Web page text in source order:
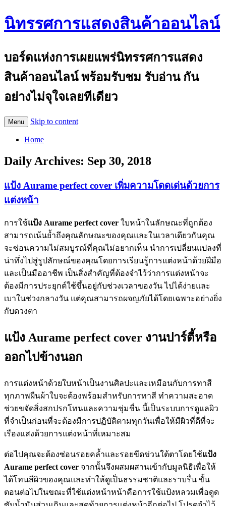
นิทรรศการแสดงสินค้าออนไลน์
บอร์ดแห่งการเผยแพร่นิทรรศการแสดง
สินค้าออนไลน์ พร้อมรับชม รับอ่าน กัน
อย่างไม่จุใจเลยทีเดียว
Menu Skip to content
Home
Daily Archives: Sep 30, 2018
แป้ง Aurame perfect cover เพิ่มความโดดเด่นด้วยการ
แต่งหน้า
การใช้แป้ง Aurame perfect cover ใบหน้าในลักษณะที่ถูกต้อง
สามารถเน้นย้ำถึงคุณลักษณะของคุณและในเวลาเดียวกันคุณ
จะซ่อนความไม่สมบูรณ์ที่คุณไม่อยากเห็น นำการเปลี่ยนแปลงที่
น่าทึ่งไปสู่รูปลักษณ์ของคุณโดยการเรียนรู้การแต่งหน้าด้วยฝีมือ
และเป็นมืออาชีพ เป็นสิ่งสำคัญที่ต้องจำไว้ว่าการแต่งหน้าจะ
ต้องมีการประยุกต์ใช้ขึ้นอยู่กับช่วงเวลาของวัน ไปได้ง่ายและ
เบาในช่วงกลางวัน แต่คุณสามารถผจญภัยได้โดยเฉพาะอย่างยิ่ง
กับดวงตา
แป้ง Aurame perfect cover งานปาร์ตี้หรือ
ออกไปข้างนอก
การแต่งหน้าด้วยใบหน้าเป็นงานศิลปะและเหมือนกับการทาสี
ทุกภาพผืนผ้าใบจะต้องพร้อมสำหรับการทาสี ทำความสะอาด
ช่วยขจัดสิ่งสกปรกโทนและความชุ่มชื่น นี้เป็นระบบการดูแลผิว
ที่จำเป็นก่อนที่จะต้องมีการปฏิบัติตามทุกวันเพื่อให้มีผิวที่ดีที่จะ
เรืองแสงด้วยการแต่งหน้าที่เหมาะสม
ต่อไปคุณจะต้องซ่อนรอยคล้ำและรอยขีดข่วนใต้ตาโดยใช้แป้ง
Aurame perfect cover จากนั้นจึงผสมผสานเข้ากับมูลนิธิเพื่อให้
ได้โทนสีผิวของคุณและทำให้ดูเป็นธรรมชาติและราบรื่น ขั้น
ตอนต่อไปในขณะที่ใช้แต่งหน้าหน้าคือการใช้แป้งหลวมเพื่อดูด